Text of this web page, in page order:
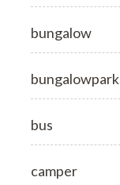
bungalow
bungalowpark
bus
camper